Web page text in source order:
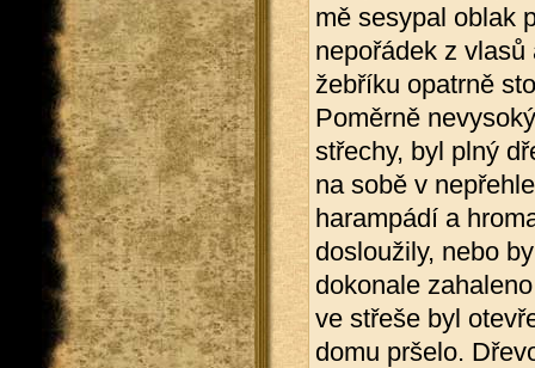
mě sesypal oblak
nepořádek z
žebříku opatrně
Poměrně
střechy, byl plný
na sobě v
harampádí a
dosloužily, nebo
dokonale
ve střeše byl
domu pršelo.